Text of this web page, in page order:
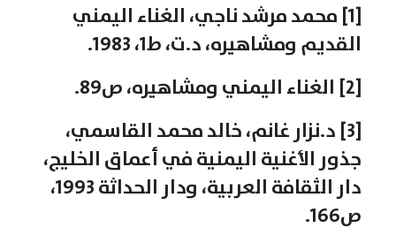
[1] محمد مرشد ناجي، الغناء اليمني
القديم ومشاهيره، د.ت، ط1، 1983.
[2] الغناء اليمني ومشاهيره، ص89.
[3] د.نزار غانم، خالد محمد القاسمي،
جذور الأغنية اليمنية في أعماق الخليج،
دار الثقافة العربية، ودار الحداثة 1993،
ص166.